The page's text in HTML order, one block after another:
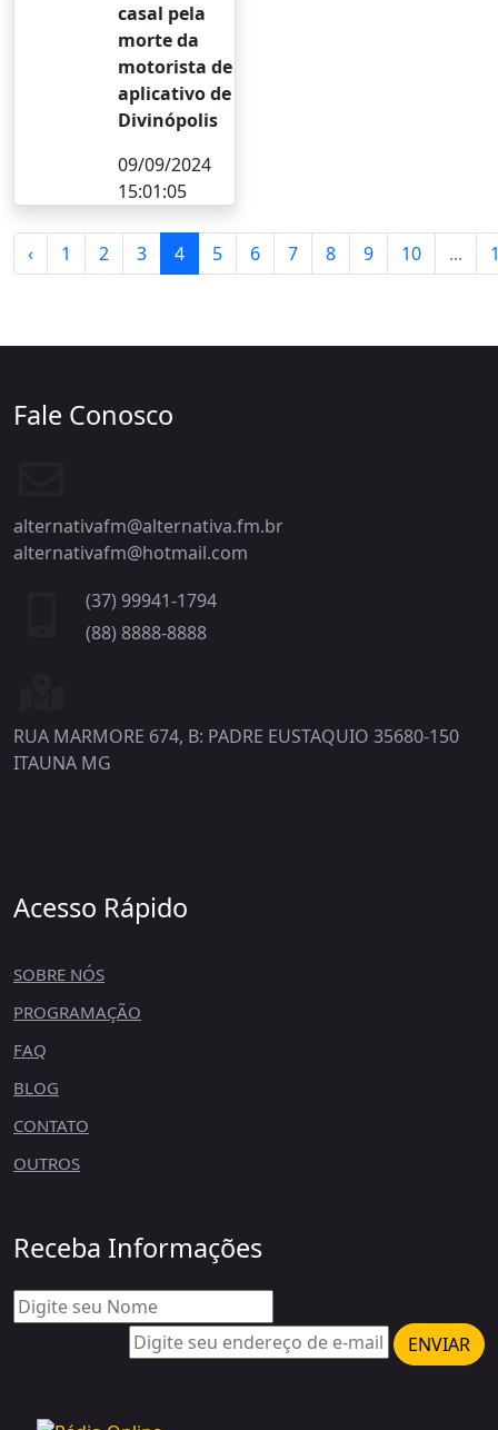
casal pela
morte da
motorista de
aplicativo de
Divinópolis
09/09/2024
15:01:05
‹ 1 2 3 4 5 6 7 8 9 10 ...
Fale Conosco
alternativafm@alternativa.fm.br
alternativafm@hotmail.com
(37) 99941-1794
(88) 8888-8888
RUA MARMORE 674, B: PADRE EUSTAQUIO 35680-150
ITAUNA MG
Acesso Rápido
SOBRE NÓS
PROGRAMAÇÃO
FAQ
BLOG
CONTATO
OUTROS
Receba Informações
ENVIAR